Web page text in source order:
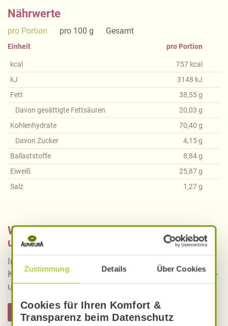
Zustimmung Details Über Cookies
Cookies für Ihren Komfort &
Transparenz beim Datenschutz
Nährwerte
pro Portion pro 100 g Gesamt
Einheit
kcal
kJ
Fett
Davon gesättigte Fettsäuren
Kohlenhydrate
Davon Zucker
Ballaststoffe
Eiweiß
Salz
pro Portion
757 kcal
3148 kJ
38,55g
20,03 g
70,40 g
4,15g
8,84g
25,87g
1,27g
Was bedeutet vegan, vegetarisch, gluten-
und laktosefrei bei Alnatura Rezepten?
Informieren Sie sich über die genaue Erklärung der
Kennzeichnung von veganen, vegetarischen, gluten-
und laktosefreien Alnatura Rezepten.
Hier informieren